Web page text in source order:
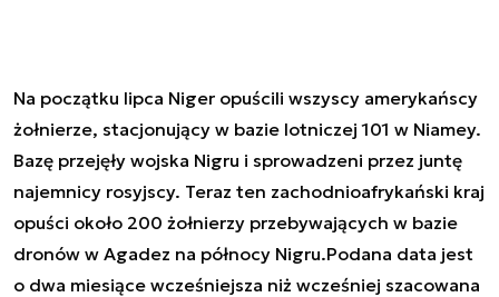
Na początku lipca Niger opuścili wszyscy amerykańscy
żołnierze, stacjonujący w bazie lotniczej 101 w Niamey.
Bazę przejęły wojska Nigru i sprowadzeni przez juntę
najemnicy rosyjscy. Teraz ten zachodnioafrykański kraj
opuści około 200 żołnierzy przebywających w bazie
dronów w Agadez na północy Nigru.Podana data jest
o dwa miesiące wcześniejsza niż wcześniej szacowana